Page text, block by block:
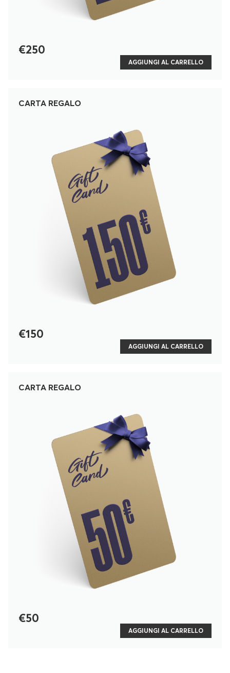
€250
AGGIUNGI AL CARRELLO
CARTA REGALO
€150
AGGIUNGI AL CARRELLO
CARTA REGALO
€50
AGGIUNGI AL CARRELLO